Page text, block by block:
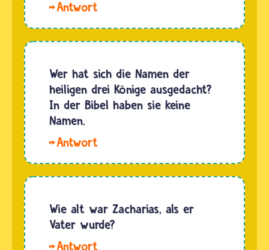
Erzählungen
Bibel
beschreiben,
dass
Jesus
Johannes
im Fluss
Jordan
ließ.
Johannes…
Wer hat sich die Namen der
heiligen drei Könige ausgedacht?
In der Bibel haben sie keine
Namen.
Sophie.
weiß das
niemand.
Wie alt war Zacharias, als er
Vater wurde?